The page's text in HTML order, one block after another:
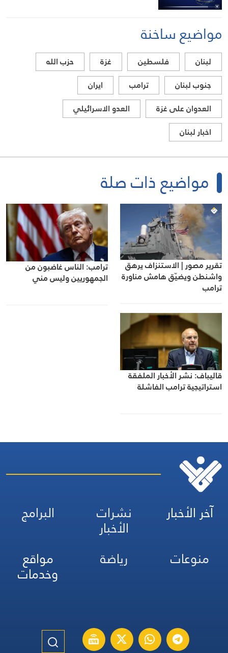
مواضيع ساخنة
لبنان فلسطين غزة
حزب الله
جنوب لبنان
ترامب
ايران
العدوان على غزة
العدو الاسرائيلي
اخبار لبنان
مواضيع ذات صلة
تقرير مصور | الاستنزاف يرهق
واشنطن ويضيّق هامش مناورة
ترامب
ترامب: الناس غاضبون من
الجمهوريين وليس مني
قاليباف: نشر الأخبار الملفقة
استراتيجية ترامب الفاشلة
آخر الأخبار نشرات
الأخبار
البرامج
منوعات
رياضة مواقع
وخدمات